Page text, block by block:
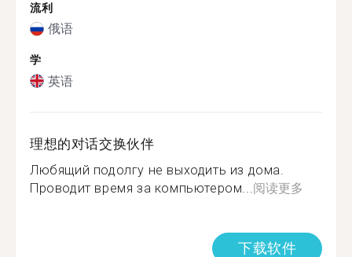
流利
俄语
学
英语
理想的对话交换伙伴
Любящий подолгу не выходить из дома.
Проводит время за компьютером... 阅读更多
下载软件